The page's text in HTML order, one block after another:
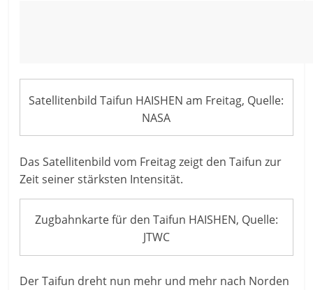
Satellitenbild Taifun HAISHEN am Freitag, Quelle:
NASA
Das Satellitenbild vom Freitag zeigt den Taifun zur
Zeit seiner stärksten Intensität.
Zugbahnkarte für den Taifun HAISHEN, Quelle:
JTWC
Der Taifun dreht nun mehr und mehr nach Norden